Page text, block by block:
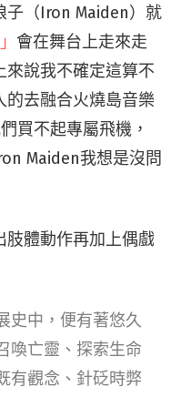
子（Iron Maiden）就
會在舞台上走來走
來說我不確定這算不
去融合火燒島音樂
買不起專屬飛機，
Maiden我想是沒問
肢體動作再加上偶戲
史中，便有著悠久
喚亡靈、探索生命
有觀念、針砭時弊